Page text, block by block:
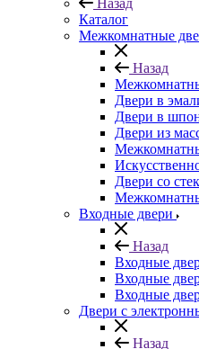
Назад
Каталог
Межкомнатные
Назад
Двери в
Двери в
Двери из
Двери со
Входные двери
Назад
Входные
Входные
Входные
Двери с
Назад